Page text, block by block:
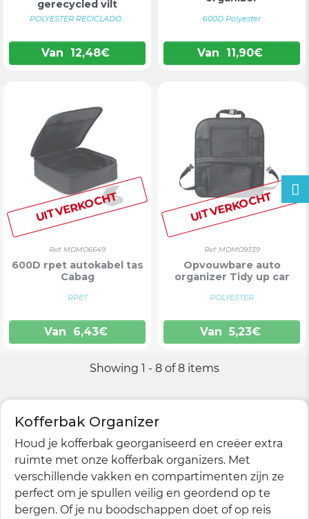
gerecycled vilt
POLYESTER RECICLADO...
Van 12,48€
600D Polyester
Van 11,90€
UITVERKOCHT
Ref: MDMO6649
600D rpet autokabel tas
Cabag
RPET
Van 6,43€
UITVERKOCHT
Ref: MDMO9339
Opvouwbare auto
organizer Tidy up car
POLYESTER
Van 5,23€
Showing 1 - 8 of 8 items
Kofferbak Organizer
Houd je kofferbak georganiseerd en creëer extra
ruimte met onze kofferbak organizers. Met
verschillende vakken en compartimenten zijn ze
perfect om je spullen veilig en geordend op te
bergen. Of je nu boodschappen doet of op reis